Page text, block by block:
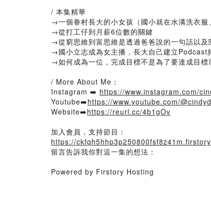
/ 本集精華
→一個眷村長大的小女孩（國小就在水溝洗衣
→從打工仔到月薪6位數的關鍵
→從窮思維到富思維是透過爸爸說的一句話以及
→國小立志成為女主播，長大自己建立Podcast
→如何成為一位，完成目標不是為了要達成目標
/ More About Me：
Instagram ➡️ https://www.instagram.com/
Youtube➡️https://www.youtube.com/
Website➡️https://reurl.cc/4b1gOv
加入會員，支持節目：
https://
留言告訴我你對這一集的想法：
Powered by Firstory Hosting